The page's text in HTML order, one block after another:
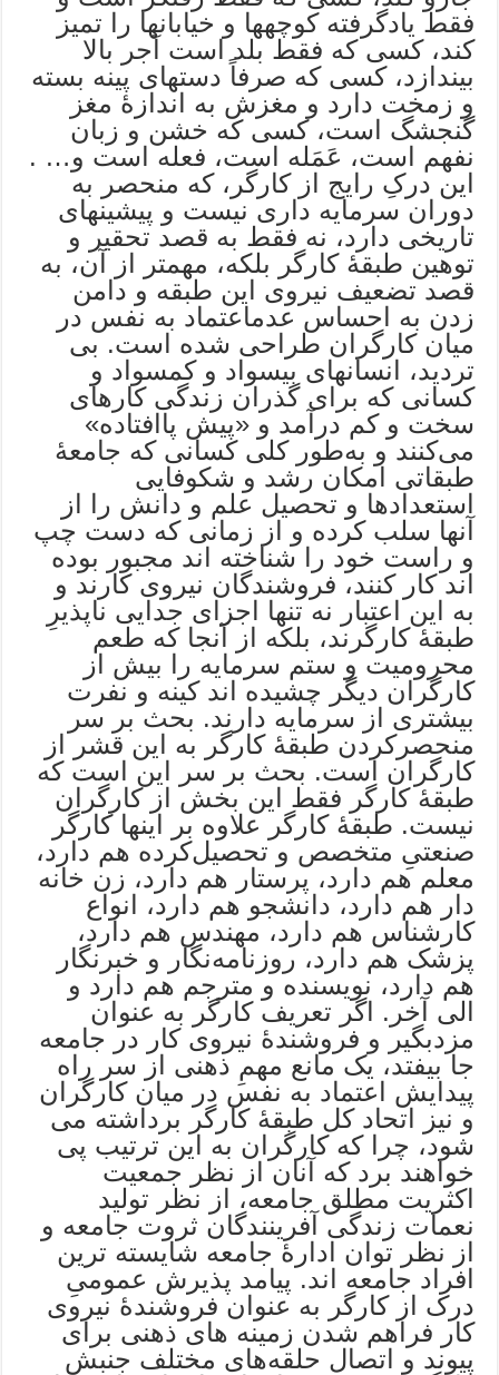
فقط یادگرفته کوچهها و خیابانها را تمیز
کند، کسی که فقط بلد است آجر بالا
بیندازد، کسی که صرفاً دستهای پینه بسته
و زمخت دارد و مغزش به اندازۀ مغز
گنجشگ است، کسی که خشن و زبان
نفهم است، عَمَله است، فعله است و… .
این درکِ رایج از کارگر، که منحصر به
دوران سرمایه داری نیست و پیشینهای
تاریخی دارد، نه فقط به قصد تحقیر و
توهین طبقۀ کارگر بلکه، مهمتر از آن، به
قصد تضعیف نیروی این طبقه و دامن
زدن به احساس عدماعتماد به نفس در
میان کارگران طراحی شده است. بی
تردید، انسانهای بیسواد و کمسواد و
کسانی که برای گذران زندگی کارهای
سخت و کم درآمد و «پیش پاافتاده»
می‌کنند و به‌طور کلی کسانی که جامعۀ
طبقاتی امکان رشد و شکوفایی
استعدادها و تحصیل علم و دانش را از
آنها سلب کرده و از زمانی که دست چپ
و راست خود را شناخته اند مجبور بوده
اند کار کنند، فروشندگان نیروی کارند و
به این اعتبار نه تنها اجزای جدایی ناپذیرِ
طبقۀ کارگرند، بلکه از آنجا که طعم
محرومیت و ستم سرمایه را بیش از
کارگران دیگر چشیده اند کینه و نفرت
بیشتری از سرمایه دارند. بحث بر سر
منحصرکردن طبقۀ کارگر به این قشر از
کارگران است. بحث بر سر این است که
طبقۀ کارگر فقط این بخش از کارگران
نیست. طبقۀ کارگر علاوه بر اینها کارگر
صنعتیِ متخصص و تحصیل‌کرده هم دارد،
معلم هم دارد، پرستار هم دارد، زن خانه
دار هم دارد، دانشجو هم دارد، انواع
کارشناس هم دارد، مهندس هم دارد،
پزشک هم دارد، روزنامه‌نگار و خبرنگار
هم دارد، نویسنده و مترجم هم دارد و
الی آخر. اگر تعریف کارگر به عنوان
مزدبگیر و فروشندۀ نیروی کار در جامعه
جا بیفتد، یک مانع مهمِ ذهنی از سر راه
پیدایش اعتماد به نفس در میان کارگران
و نیز اتحاد کل طبقۀ کارگر برداشته می
شود، چرا که کارگران به این ترتیب پی
خواهند برد که آنان از نظر جمعیت
اکثریت مطلق جامعه، از نظر تولید
نعمات زندگی آفرینندگان ثروت جامعه و
از نظر توان ادارۀ جامعه شایسته ترین
افراد جامعه اند. پیامد پذیرش عمومیِ
درک از کارگر به عنوان فروشندۀ نیروی
کار فراهم شدن زمینه های ذهنی برای
پیوند و اتصال حلقه‌های مختلف جنبش